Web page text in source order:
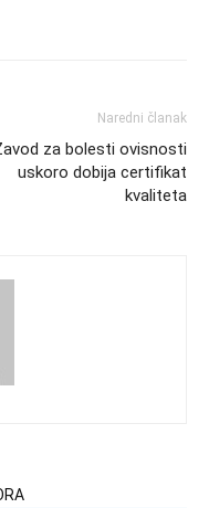
Naredni članak
za bolesti ovisnosti
uskoro dobija certifikat
kvaliteta